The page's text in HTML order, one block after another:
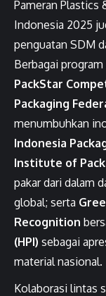
Pameran Plastics
Indonesia 2025
penguatan SDM
Berbagai
PackStar
Packaging
menumbuhkan
Indonesia
Institute of
pakar dari dalam
global; serta
Recognition
(HPI) sebagai
material nasional.
Kolaborasi lintas